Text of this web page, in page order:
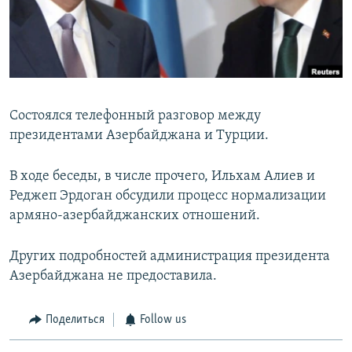
Հայերեն
Все сайты Радио Азатутюн
Состоялся телефонный разговор между
президентами Азербайджана и Турции.
В ходе беседы, в числе прочего, Ильхам Алиев и
Реджеп Эрдоган обсудили процесс нормализации
армяно-азербайджанских отношений.
Других подробностей администрация президента
Азербайджана не предоставила.
Поделиться Follow us